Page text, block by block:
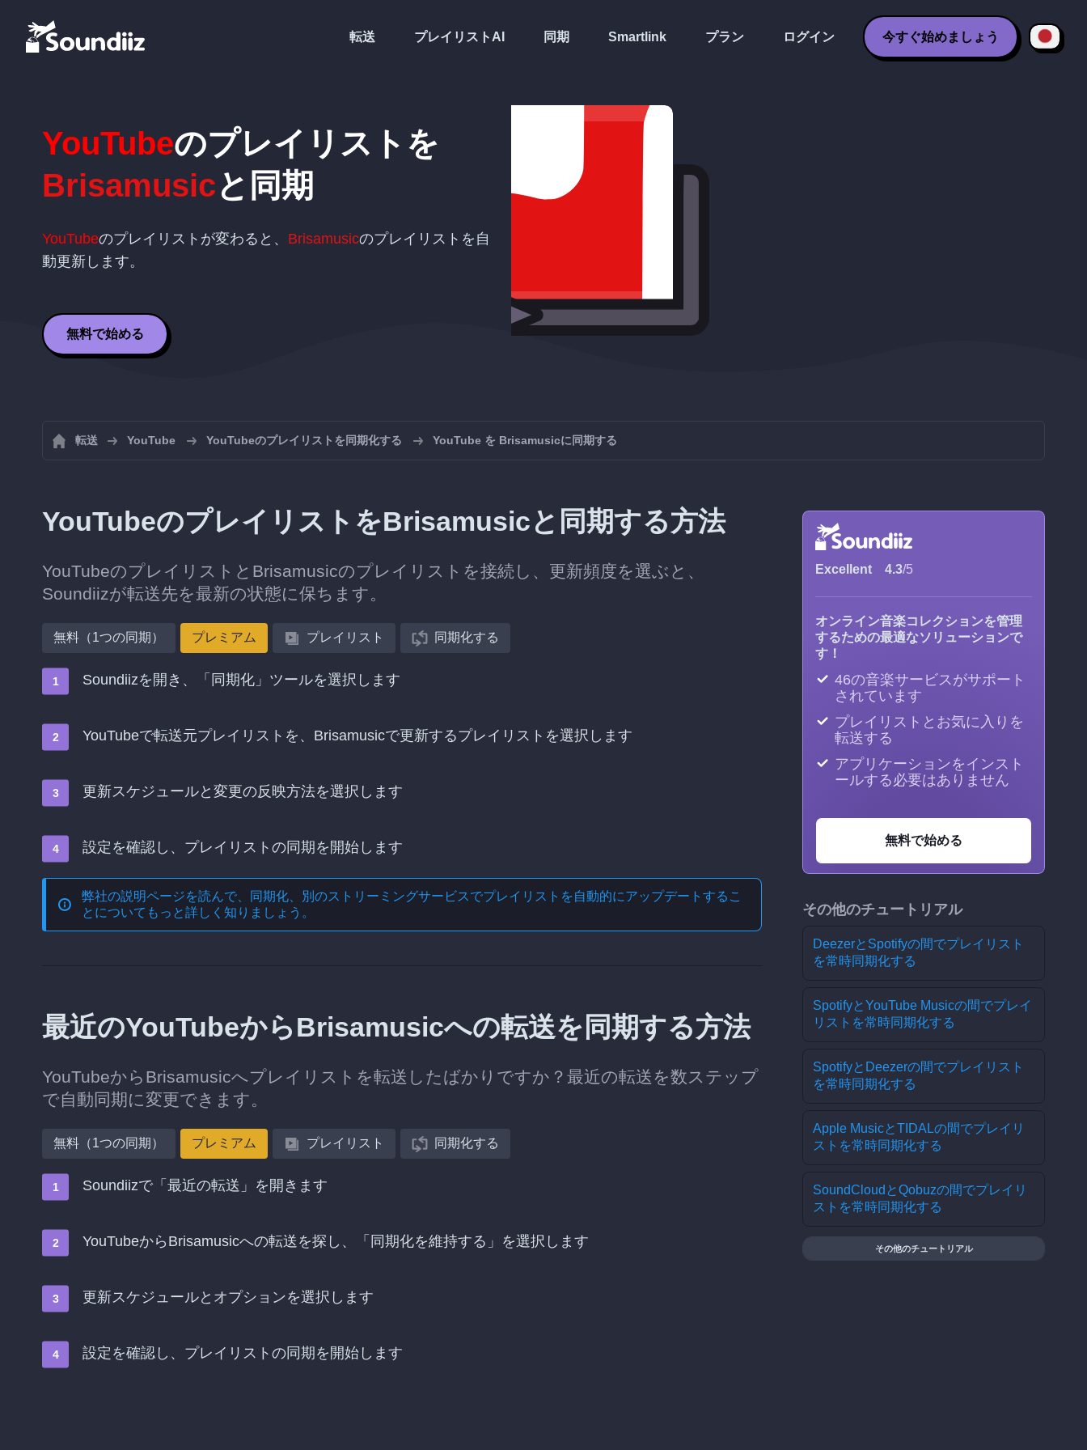
転送 プレイリストAI 同期 Smartlink プラン ログイン 今すぐ始めましょう
YouTubeのプレイリストを
Brisamusicと同期
YouTubeのプレイリストが変わると、 Brisamusicのプレイリストを自
動更新します。
無料で始める
転送 YouTube YouTubeのプレイリストを同期化する YouTube を Brisamusicに同期する
YouTubeのプレイリストをBrisamusicと同期する方法
YouTubeのプレイリストとBrisamusicのプレイリストを接続し、更新頻度を選ぶと、
Soundiizが転送先を最新の状態に保ちます。
無料（1つの同期） プレミアム プレイリスト 同期化する
Soundiizを開き、「同期化」ツールを選択します
YouTubeで転送元プレイリストを、Brisamusicで更新するプレイリストを選択します
更新スケジュールと変更の反映方法を選択します
設定を確認し、プレイリストの同期を開始します
弊社の説明ページを読んで、 同期化、別のストリーミングサービスでプレイリストを自動的にアップデートする こ
とについてもっと詳しく知りましょう。
最近のYouTubeからBrisamusicへの転送を同期する方法
YouTubeからBrisamusicへプレイリストを転送したばかりですか？最近の転送を数ステップ
で自動同期に変更できます。
無料（1つの同期） プレミアム プレイリスト 同期化する
Soundiizで「最近の転送」を開きます
YouTubeからBrisamusicへの転送を探し、「同期化を維持する」を選択します
更新スケジュールとオプションを選択します
設定を確認し、プレイリストの同期を開始します
Excellent 4.3/5
オンライン音楽コレクションを管理
するための最適なソリューションで
す！
46の音楽サービスがサポート
されています
プレイリストとお気に入りを
転送する
アプリケーションをインスト
ールする必要はありません
無料で始める
その他のチュートリアル
DeezerとSpotifyの間でプレイリスト
を常時同期化する
SpotifyとYouTube Musicの間でプレイ
リストを常時同期化する
SpotifyとDeezerの間でプレイリスト
を常時同期化する
Apple MusicとTIDALの間でプレイリ
ストを常時同期化する
SoundCloudとQobuzの間でプレイリ
ストを常時同期化する
その他のチュートリアル